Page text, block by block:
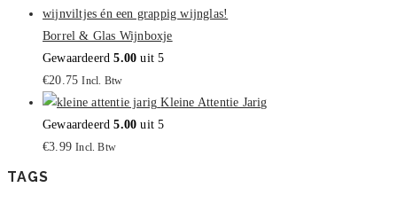
Borrel & Glas Wijnboxje
Gewaardeerd5.00 uit 5
€20.75 Incl. Btw
Kleine Attentie Jarig
Gewaardeerd5.00 uit 5
€3.99 Incl. Btw
TAGS